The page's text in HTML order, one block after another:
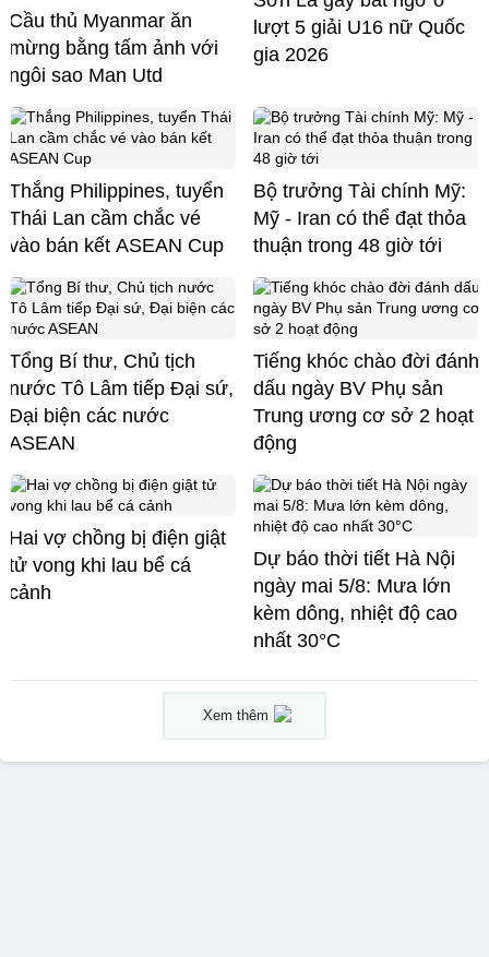
Cầu thủ Myanmar ăn
mừng bằng tấm ảnh với
ngôi sao Man Utd
lượt 5 giải U16 nữ Quốc
gia 2026
Thắng Philippines, tuyển
Thái Lan cầm chắc vé
vào bán kết ASEAN Cup
Bộ trưởng Tài chính Mỹ:
Mỹ - Iran có thể đạt thỏa
thuận trong 48 giờ tới
Tổng Bí thư, Chủ tịch
nước Tô Lâm tiếp Đại sứ,
Đại biện các nước
ASEAN
Tiếng khóc chào đời đánh
dấu ngày BV Phụ sản
Trung ương cơ sở 2 hoạt
động
Hai vợ chồng bị điện giật
tử vong khi lau bể cá
cảnh
Dự báo thời tiết Hà Nội
ngày mai 5/8: Mưa lớn
kèm dông, nhiệt độ cao
nhất 30°C
Xem thêm